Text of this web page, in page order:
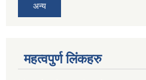
अन्य
महत्वपुर्ण लिंकहरु